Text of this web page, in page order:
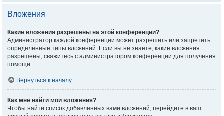
Вложения
Какие вложения разрешены на этой конференции?
Администратор каждой конференции может разрешить или запретить
определённые типы вложений. Если вы не знаете, какие вложения
разрешены, свяжитесь с администратором конференции для получения
помощи.
Вернуться к началу
Как мне найти мои вложения?
Чтобы найти список добавленных вами вложений, перейдите в ваш